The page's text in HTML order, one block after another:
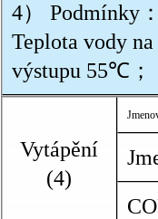
4） Podmínky
Teplota vody
výstupu 55℃；
Vytápění
(4)